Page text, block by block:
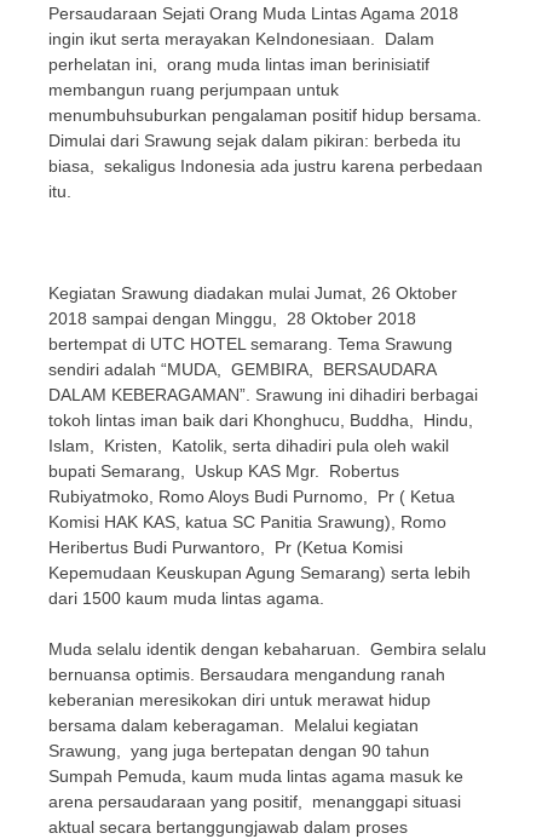
Persaudaraan Sejati Orang Muda Lintas Agama 2018
ingin ikut serta merayakan KeIndonesiaan. Dalam
perhelatan ini, orang muda lintas iman berinisiatif
membangun ruang perjumpaan untuk
menumbuhsuburkan pengalaman positif hidup bersama.
Dimulai dari Srawung sejak dalam pikiran: berbeda itu
biasa, sekaligus Indonesia ada justru karena perbedaan
itu.
Kegiatan Srawung diadakan mulai Jumat, 26 Oktober
2018 sampai dengan Minggu, 28 Oktober 2018
bertempat di UTC HOTEL semarang. Tema Srawung
sendiri adalah “MUDA, GEMBIRA, BERSAUDARA
DALAM KEBERAGAMAN”. Srawung ini dihadiri berbagai
tokoh lintas iman baik dari Khonghucu, Buddha, Hindu,
Islam, Kristen, Katolik, serta dihadiri pula oleh wakil
bupati Semarang, Uskup KAS Mgr. Robertus
Rubiyatmoko, Romo Aloys Budi Purnomo, Pr ( Ketua
Komisi HAK KAS, katua SC Panitia Srawung), Romo
Heribertus Budi Purwantoro, Pr (Ketua Komisi
Kepemudaan Keuskupan Agung Semarang) serta lebih
dari 1500 kaum muda lintas agama.
Muda selalu identik dengan kebaharuan. Gembira selalu
bernuansa optimis. Bersaudara mengandung ranah
keberanian meresikokan diri untuk merawat hidup
bersama dalam keberagaman. Melalui kegiatan
Srawung, yang juga bertepatan dengan 90 tahun
Sumpah Pemuda, kaum muda lintas agama masuk ke
arena persaudaraan yang positif, menanggapi situasi
aktual secara bertanggungjawab dalam proses